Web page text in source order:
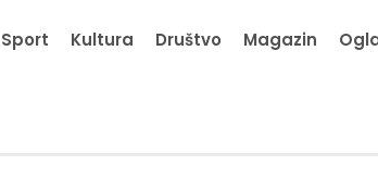
Sport Kultura Društvo Magazin